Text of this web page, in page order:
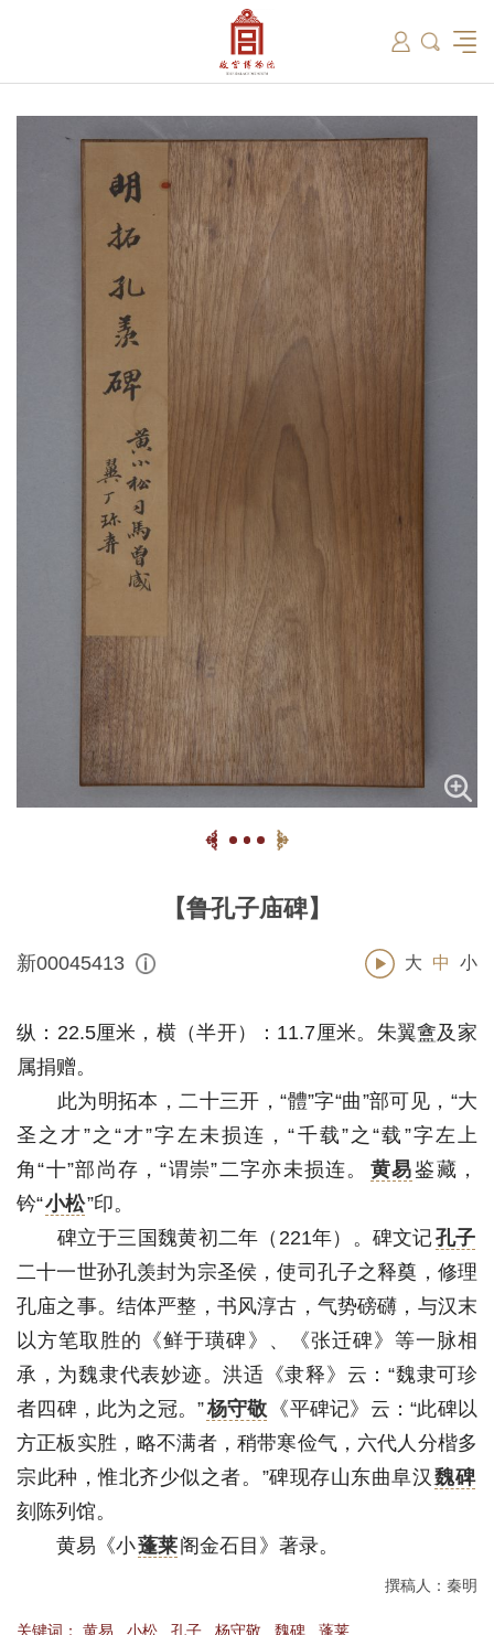
国际博协培训中心
故宫志愿者
名画记
数字多宝阁 数字文物库 藏品总目
故宫博物院院刊
【鲁孔子庙碑】
新00045413 大 中 小
纵：22.5厘米，横（半开）：11.7厘米。朱翼盦及家
属捐赠。
此为明拓本，二十三开，“體”字“曲”部可见，“大
圣之才”之“才”字左未损连，“千载”之“载”字左上
角“十”部尚存，“谓崇”二字亦未损连。
黄易鉴藏，
钤“小松”印。
碑立于三国魏黄初二年（221年）。碑文记孔子
二十一世孙孔羡封为宗圣侯，使司孔子之释奠，修理
孔庙之事。结体严整，书风淳古，气势磅礴，与汉末
以方笔取胜的《鲜于璜碑》、《张迁碑》等一脉相
承，为魏隶代表妙迹。洪适《隶释》云：“魏隶可珍
者四碑，此为之冠。”杨守敬 《平碑记》云：“此碑以
方正板实胜，略不满者，稍带寒俭气，六代人分楷多
宗此种，惟北齐少似之者。”碑现存山东曲阜汉 魏碑
刻陈列馆。
黄易《小蓬莱阁金石目》著录。
撰稿人：秦明
关键词： 黄易 小松 孔子 杨守敬 魏碑 蓬莱